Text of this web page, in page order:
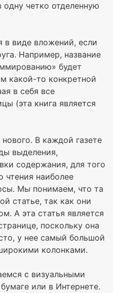
четко отделенную
в виде вложений, если
Например, название
будет
какой-то конкретной
в себя все
(эта книга является
В каждой газете
выделения,
содержания, для того
чтения наиболее
Мы понимаем, что та
статье, так как они
А эта статья является
поскольку она
у нее самый большой
колонками.
с визуальными
или в Интернете.